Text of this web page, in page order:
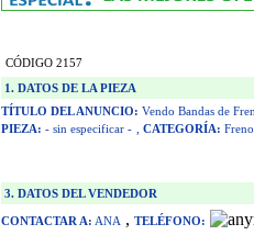
CÓDIGO 2157
1. DATOS DE LA PIEZA
TÍTULO DEL ANUNCIO: Vendo Bandas de
PIEZA: - sin especificar - CATEGORÍA:
3. DATOS DEL VENDEDOR
CONTACTAR A: ANA , TELÉFONO: